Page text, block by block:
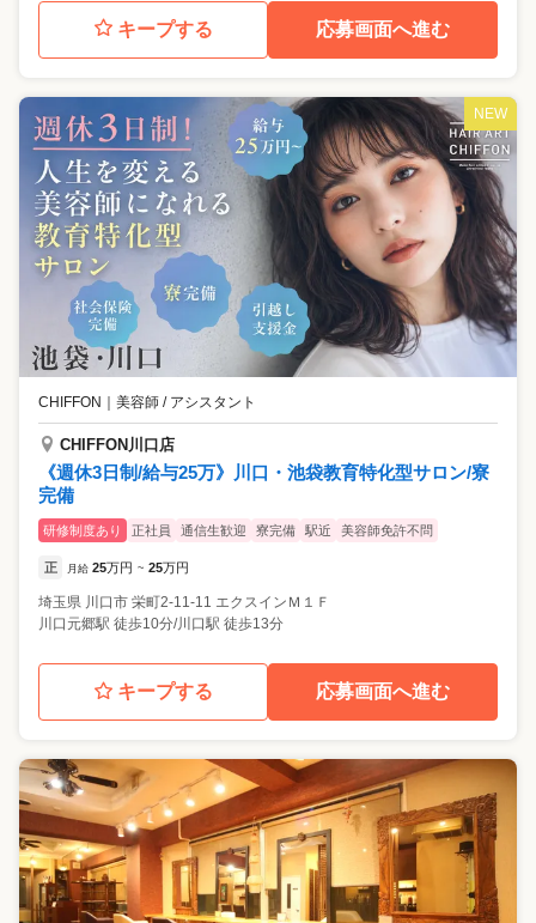
キープする 応募画面へ進む
NEW
CHIFFON 美容師 / アシスタント
CHIFFON川口店
《週休3日制/給与25万》川口・池袋教育特化型サロン/寮
完備
研修制度あり 正社員 通信生歓迎 寮完備 駅近 美容師免許不問
正 月給 25万円 ~ 25万円
埼玉県 川口市 栄町2-11-11 エクスインＭ１Ｆ
川口元郷駅 徒歩10分/川口駅 徒歩13分
キープする 応募画面へ進む